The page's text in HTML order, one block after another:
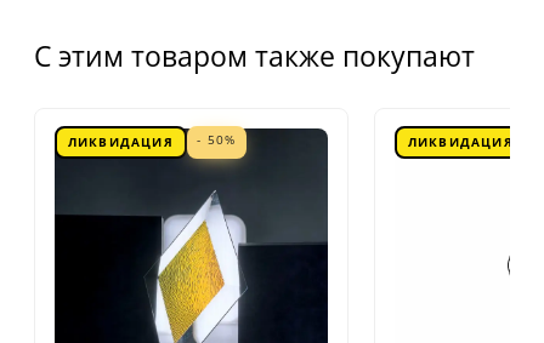
С этим товаром также покупают
ЛИКВИДАЦИЯ - 50% ЛИКВИДАЦИЯ